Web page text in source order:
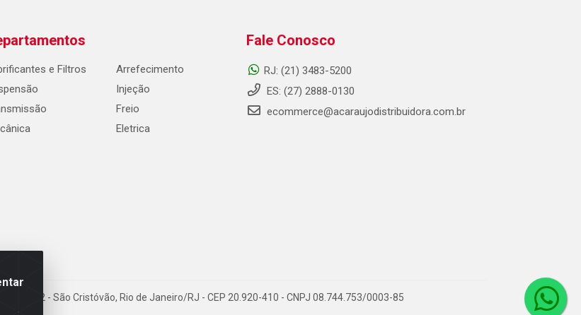
e Filtros
Arrefecimento
Injeção
Freio
Eletrica
Fale Conosco
RJ: (21) 3483-5200
ES: (27) 2888-0130
ecommerce@acaraujodistribuidora.com.br
42 - São Cristóvão, Rio de Janeiro/RJ - CEP 20.920-410 - CNPJ 08.744.753/0003-85